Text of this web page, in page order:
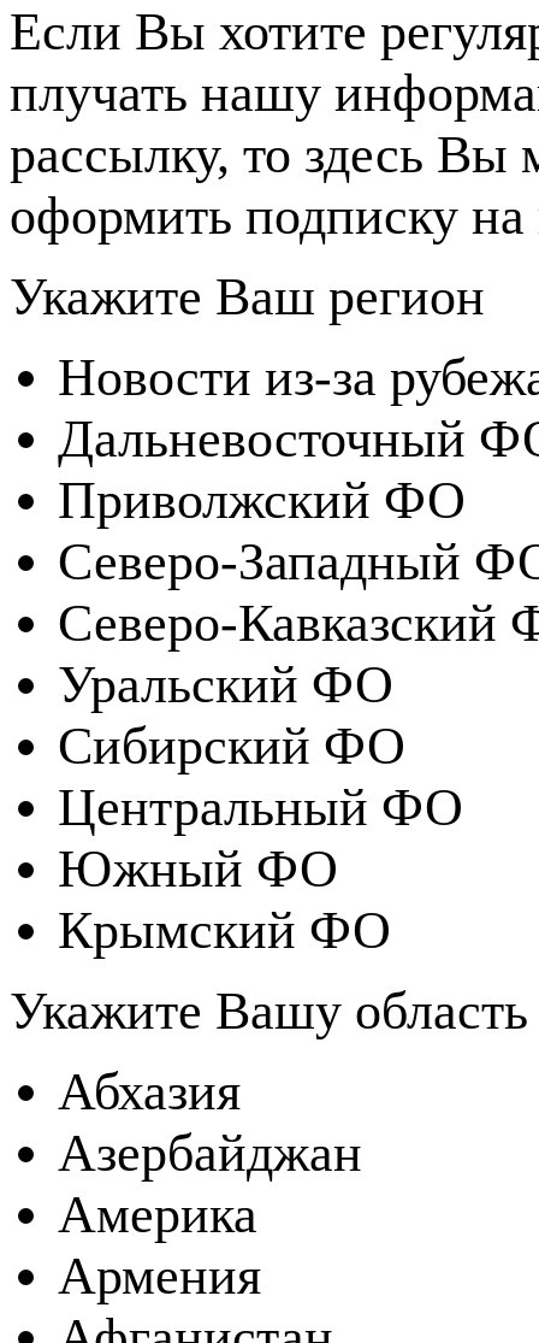
Если Вы хотите
плучать нашу
рассылку, то здесь Вы
оформить подписку на
Укажите Ваш регион
Новости из-за
Дальневосточный
Приволжский ФО
Северо-Западный
Северо-Кавказский
Уральский ФО
Сибирский ФО
Центральный ФО
Южный ФО
Крымский ФО
Укажите Вашу область
Абхазия
Азербайджан
Америка
Армения